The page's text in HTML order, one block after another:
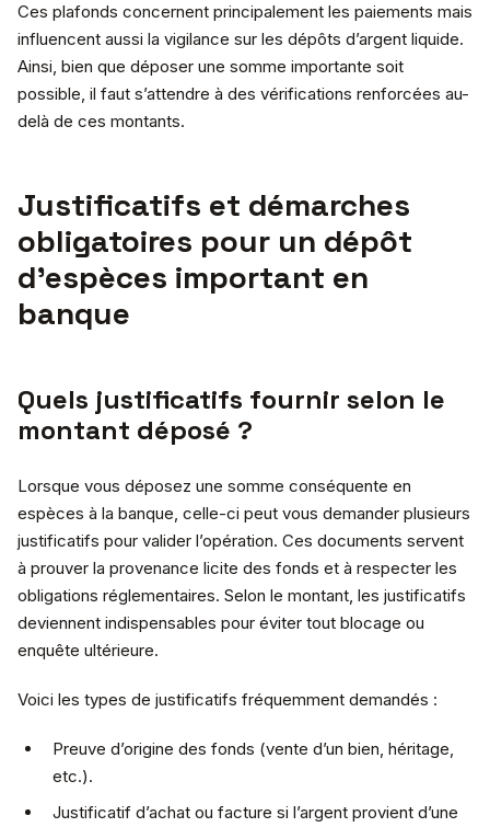
Ces plafonds concernent principalement les paiements mais
influencent aussi la vigilance sur les dépôts d’argent liquide.
Ainsi, bien que déposer une somme importante soit
possible, il faut s’attendre à des vérifications renforcées au-
delà de ces montants.
Justificatifs et démarches
obligatoires pour un dépôt
d’espèces important en
banque
Quels justificatifs fournir selon le
montant déposé ?
Lorsque vous déposez une somme conséquente en
espèces à la banque, celle-ci peut vous demander plusieurs
justificatifs pour valider l’opération. Ces documents servent
à prouver la provenance licite des fonds et à respecter les
obligations réglementaires. Selon le montant, les justificatifs
deviennent indispensables pour éviter tout blocage ou
enquête ultérieure.
Voici les types de justificatifs fréquemment demandés :
Preuve d’origine des fonds (vente d’un bien, héritage,
etc.).
Justificatif d’achat ou facture si l’argent provient d’une